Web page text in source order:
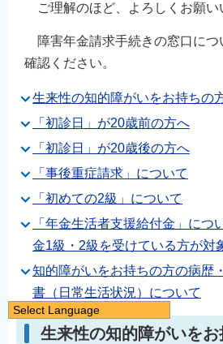
ご理解のほど、よろしくお願い
障害年金請求手続きの窓口につ
確認ください。
生来性の知的障がいをお持ちの
「初診日」が20歳前の方へ
「初診日」が20歳後の方へ
「事後重症請求」について
「初めての2級」について
「年金生活者支援給付金」につ
金1級・2級を受けている方が対
知的障がいをお持ちの方の病歴
書（日常生活状況）について
生来性の知的障がいを
Select Language
譌･譛ｬ隱�